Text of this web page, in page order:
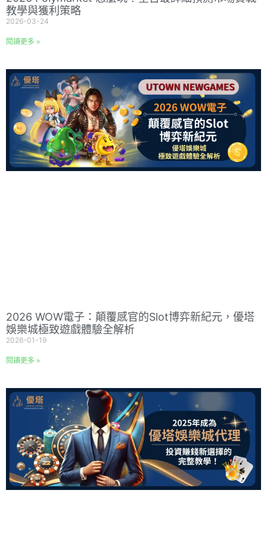
教學與獲利策略
2026-03-24
閱讀更多 »
2026 WOW電子：顛覆感官的Slot博弈新紀元，優塔
娛樂城極致遊戲體驗全解析
2026-01-19
閱讀更多 »